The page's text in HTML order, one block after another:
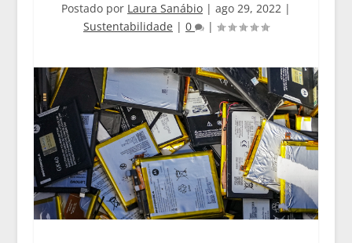
Postado por Laura Sanábio| ago 29, 2022|
Sustentabilidade | 0 |